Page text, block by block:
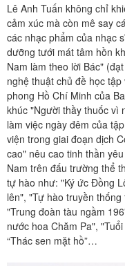
Lê Anh Tuấn không chỉ
cảm xúc mà còn mê say
các nhạc phẩm của nhạc
dưỡng tưới mát tâm hồn
Nam làm theo lời Bác"
nghệ thuật chủ đề học
phong Hồ Chí Minh của
khúc "Người thầy thuốc vì
làm việc ngày đêm của
viện trong giai đoạn dịch
cao" nêu cao tinh thần
Nam trên đấu trường thể
tự hào như: "Ký ức Đồng
lên", "Tự hào truyền
"Trung đoàn tàu ngầm
nước hoa Chăm Pa",
“Thác sen mặt hồ”…